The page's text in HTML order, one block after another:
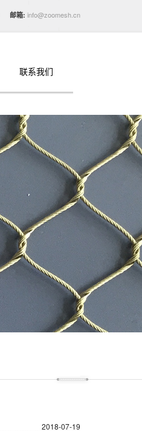
邮箱: info@zoomesh.cn
联系我们
2018-07-19